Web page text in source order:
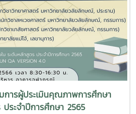
คณะกรรมการประชุม9:01-9:30
ตรฯ นำเสนอผลการดำเนินงาน9:31-
นศ.ปัจจุบัน ศิษย์เก่า12:01-13:00 พัก
รมการ ปรึกษาหารือฯ15:00-16:00
เมิน
ารผู้ประเมินคุณภาพการศึกษา
ระจำปีการศึกษา 2565